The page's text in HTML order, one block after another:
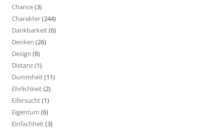
Chance(3)
Charakter(244)
Dankbarkeit(6)
Denken (26)
Design (8)
Distanz(1)
Dummheit(11)
Ehrlichkeit(2)
Eifersucht(1)
Eigentum (6)
Einfachheit(3)